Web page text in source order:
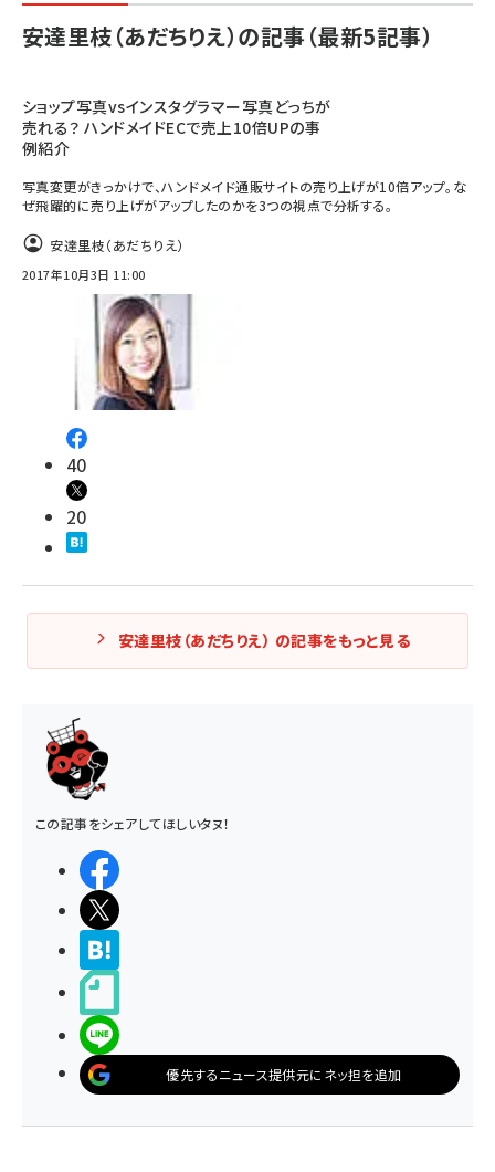
安達里枝（あだちりえ）の記事（最新5記事）
ショップ写真vsインスタグラマー写真どっちが
売れる？ ハンドメイドECで売上10倍UPの事
例紹介
写真変更がきっかけで、ハンドメイド通販サイトの売り上げが10倍アップ。な
ぜ飛躍的に売り上げがアップしたのかを3つの視点で分析する。
安達里枝（あだちりえ）
2017年10月3日 11:00
40
20
安達里枝（あだちりえ） の記事をもっと見る
この記事をシェアしてほしいタヌ！
優先するニュース提供元にネッ担を追加